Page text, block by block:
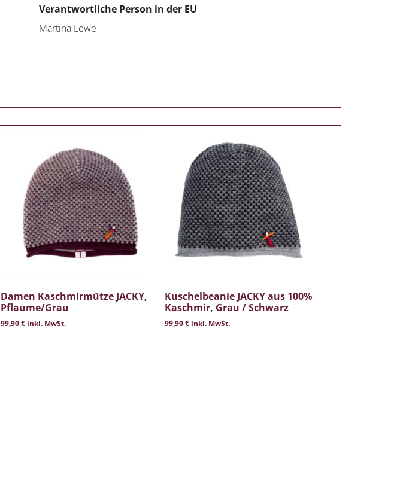
Verantwortliche Person in der EU
Martina Lewe
Damen Kaschmirmütze JACKY,
Pflaume/Grau
99,90€inkl. MwSt.
Kuschelbeanie JACKY aus 100%
Kaschmir, Grau / Schwarz
99,90€inkl. MwSt.